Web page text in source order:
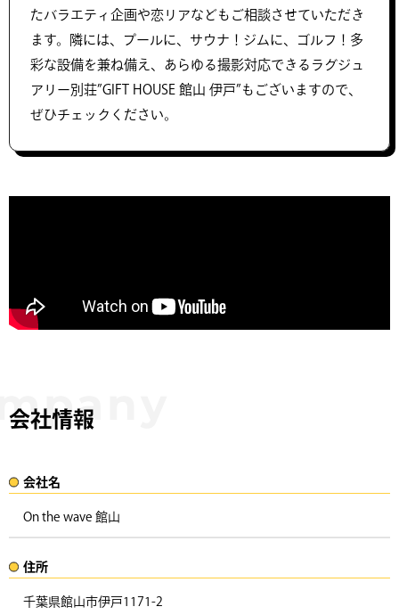
たバラエティ企画や恋リアなどもご相談させていただき
ます。隣には、プールに、サウナ！ジムに、ゴルフ！多
彩な設備を兼ね備え、あらゆる撮影対応できるラグジュ
アリー別荘”GIFT HOUSE 館山 伊戸”もございますので、
ぜひチェックください。
会社情報
会社名​
On the wave 館山
住所​​
千葉県館山市伊戸1171-2 ​